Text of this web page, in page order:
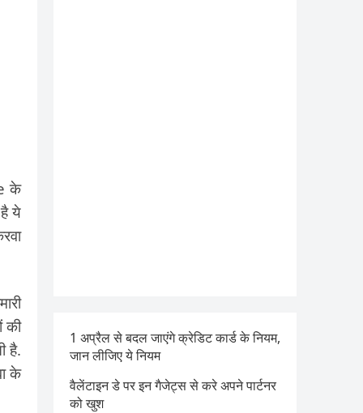
के
ये
की
है.
के
1 अप्रैल से बदल जाएंगे क्रेडिट कार्ड के नियम,
जान लीजिए ये नियम
वैलेंटाइन डे पर इन गैजेट्स से करे अपने पार्टनर
को खुश